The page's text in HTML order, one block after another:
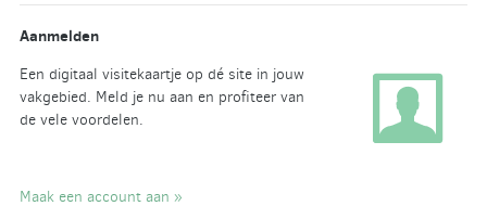
Aanmelden
Een digitaal visitekaartje op dé site in jouw
vakgebied. Meld je nu aan en profiteer van
de vele voordelen.
Maak een account aan »